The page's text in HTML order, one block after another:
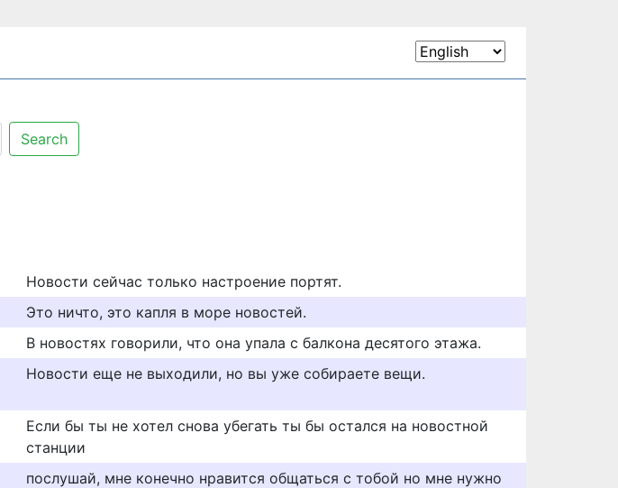
Search
Новости сейчас только настроение портят.
Это ничто, это капля в море новостей.
В новостях говорили, что она упала с балкона десятого этажа.
Новости еще не выходили, но вы уже собираете вещи.
Если бы ты не хотел снова убегать ты бы остался на новостной
станции
послушай, мне конечно нравится общаться с тобой но мне нужно